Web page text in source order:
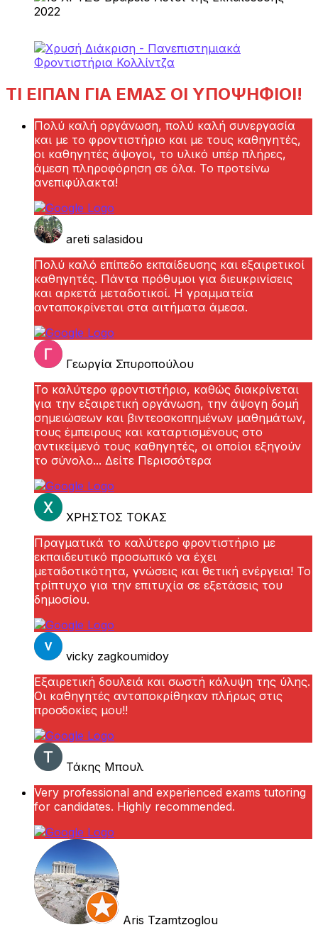
ΤΙ ΕΙΠΑΝ ΓΙΑ ΕΜΑΣ ΟΙ ΥΠΟΨΗΦΙΟΙ!
Πολύ καλή οργάνωση, πολύ καλή συνεργασία
και με το φροντιστήριο και με τους καθηγητές,
οι καθηγητές άψογοι, το υλικό υπέρ πλήρες,
άμεση πληροφόρηση σε όλα. Το προτείνω
ανεπιφύλακτα!
areti salasidou
Πολύ καλό επίπεδο εκπαίδευσης και εξαιρετικοί
καθηγητές. Πάντα πρόθυμοι για διευκρινίσεις
και αρκετά μεταδοτικοί. Η γραμματεία
ανταποκρίνεται στα αιτήματα άμεσα.
Γεωργία Σπυροπούλου
Το καλύτερο φροντιστήριο, καθώς διακρίνεται
για την εξαιρετική οργάνωση, την άψογη δομή
σημειώσεων και βιντεοσκοπημένων μαθημάτων,
τους έμπειρους και καταρτισμένους στο
αντικείμενό τους καθηγητές, οι οποίοι εξηγούν
το σύνολο... Δείτε Περισσότερα
ΧΡΗΣΤΟΣ ΤΟΚΑΣ
Πραγματικά το καλύτερο φροντιστήριο με
εκπαιδευτικό προσωπικό να έχει
μεταδοτικότητα, γνώσεις και θετική ενέργεια! Το
τρίπτυχο για την επιτυχία σε εξετάσεις του
δημοσίου.
vicky zagkoumidoy
Εξαιρετική δουλειά και σωστή κάλυψη της ύλης.
Οι καθηγητές ανταποκρίθηκαν πλήρως στις
προσδοκίες μου!!
Τάκης Μπουλ
Very professional and experienced exams tutoring
for candidates. Highly recommended.
Aris Tzamtzoglou